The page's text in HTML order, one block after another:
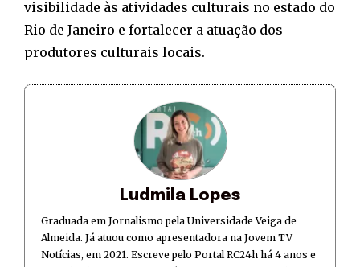
visibilidade às atividades culturais no estado do
Rio de Janeiro e fortalecer a atuação dos
produtores culturais locais.
Ludmila Lopes
Graduada em Jornalismo pela Universidade Veiga de
Almeida. Já atuou como apresentadora na Jovem TV
Notícias, em 2021. Escreve pelo Portal RC24h há 4 anos e